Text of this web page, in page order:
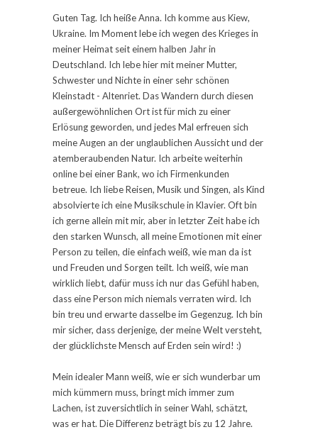
Guten Tag. Ich heiße Anna. Ich komme aus Kiew,
Ukraine. Im Moment lebe ich wegen des Krieges in
meiner Heimat seit einem halben Jahr in
Deutschland. Ich lebe hier mit meiner Mutter,
Schwester und Nichte in einer sehr schönen
Kleinstadt - Altenriet. Das Wandern durch diesen
außergewöhnlichen Ort ist für mich zu einer
Erlösung geworden, und jedes Mal erfreuen sich
meine Augen an der unglaublichen Aussicht und der
atemberaubenden Natur. Ich arbeite weiterhin
online bei einer Bank, wo ich Firmenkunden
betreue. Ich liebe Reisen, Musik und Singen, als Kind
absolvierte ich eine Musikschule in Klavier. Oft bin
ich gerne allein mit mir, aber in letzter Zeit habe ich
den starken Wunsch, all meine Emotionen mit einer
Person zu teilen, die einfach weiß, wie man da ist
und Freuden und Sorgen teilt. Ich weiß, wie man
wirklich liebt, dafür muss ich nur das Gefühl haben,
dass eine Person mich niemals verraten wird. Ich
bin treu und erwarte dasselbe im Gegenzug. Ich bin
mir sicher, dass derjenige, der meine Welt versteht,
der glücklichste Mensch auf Erden sein wird! :)
Mein idealer Mann weiß, wie er sich wunderbar um
mich kümmern muss, bringt mich immer zum
Lachen, ist zuversichtlich in seiner Wahl, schätzt,
was er hat. Die Differenz beträgt bis zu 12 Jahre.